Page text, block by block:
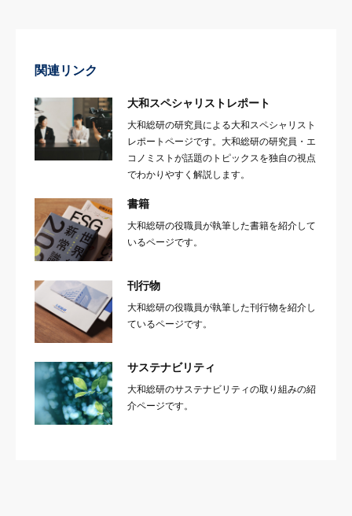
関連リンク
大和スペシャリストレポート
大和総研の研究員による大和スペシャリスト
レポートページです。大和総研の研究員・エ
コノミストが話題のトピックスを独自の視点
でわかりやすく解説します。
書籍
大和総研の役職員が執筆した書籍を紹介して
いるページです。
刊行物
大和総研の役職員が執筆した刊行物を紹介し
ているページです。
サステナビリティ
大和総研のサステナビリティの取り組みの紹
介ページです。